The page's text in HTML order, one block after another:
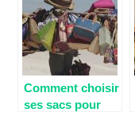
Comment choisir
ses sacs pour